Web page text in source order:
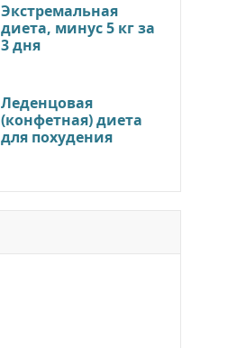
Экстремальная
диета, минус 5 кг за
3 дня
Леденцовая
(конфетная) диета
для похудения